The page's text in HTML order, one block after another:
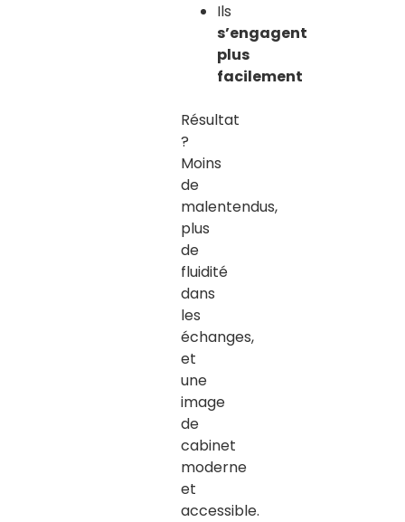
Ils
s’engagent
plus
facilement
Résultat
?
Moins
de
malentendus,
plus
de
fluidité
dans
les
échanges,
et
une
image
de
cabinet
moderne
et
accessible.